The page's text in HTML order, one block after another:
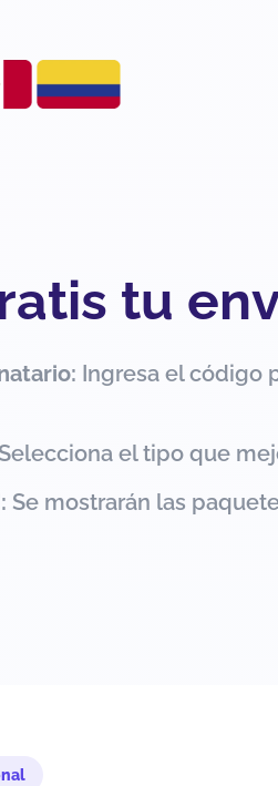
tu
Ingresa el código
Selecciona el tipo que
Se mostrarán las